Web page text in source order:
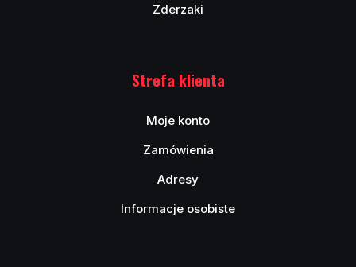
Zderzaki
Strefa klienta
Moje konto
Zamówienia
Adresy
Informacje osobiste